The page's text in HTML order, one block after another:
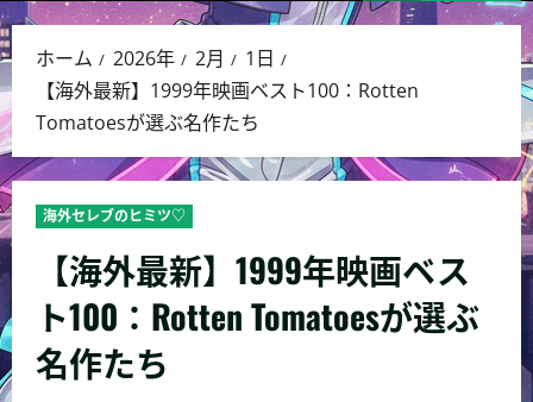
ホーム 2026年 2月
1日
【海外最新】1999年映画ベスト100：Rotten
Tomatoesが選ぶ名作たち
海外セレブのヒミツ♡
【海外最新】1999年映画ベス
ト100：Rotten Tomatoesが選ぶ
名作たち